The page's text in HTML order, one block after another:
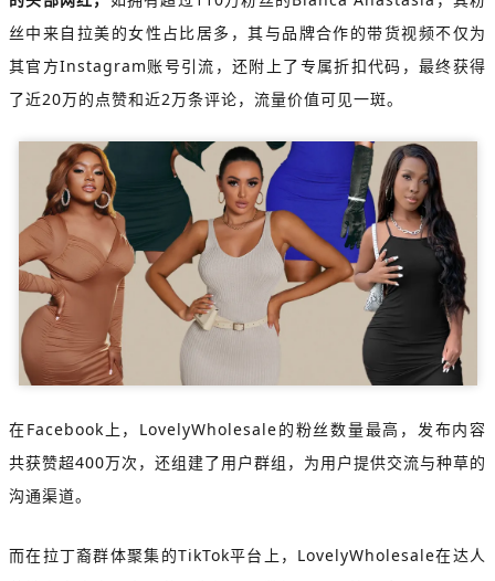
丝中来自拉美的女性占比居多，其与品牌合作的带货视频不仅为
其官方Instagram账号引流，还附上了专属折扣代码，最终获得
了近20万的点赞和近2万条评论，流量价值可见一斑。
在Facebook上，LovelyWholesale的粉丝数量最高，发布内容
共获赞超400万次，还组建了用户群组，为用户提供交流与种草的
沟通渠道。
而在拉丁裔群体聚集的TikTok平台上，LovelyWholesale在达人